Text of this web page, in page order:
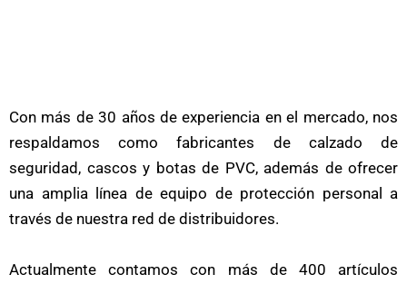
Con más de 30 años de experiencia en el mercado, nos
respaldamos como fabricantes de calzado de
seguridad, cascos y botas de PVC, además de ofrecer
una amplia línea de equipo de protección personal a
través de nuestra red de distribuidores.
Actualmente contamos con más de 400 artículos